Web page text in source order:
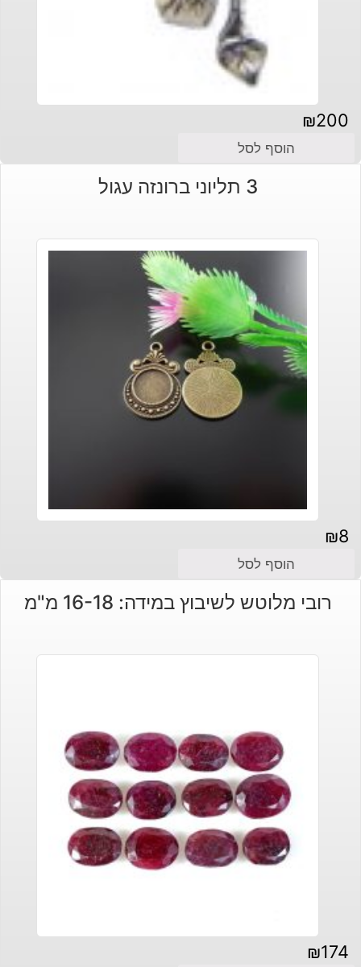
₪200
הוסף לסל
3 תליוני ברונזה עגול
₪8
הוסף לסל
רובי מלוטש לשיבוץ במידה: 16-18 מ"מ
₪174